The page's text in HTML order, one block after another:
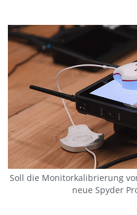
Soll die Monitorkalibrierung
neue Spyder